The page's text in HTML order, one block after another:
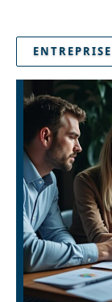
ENTREPRISE